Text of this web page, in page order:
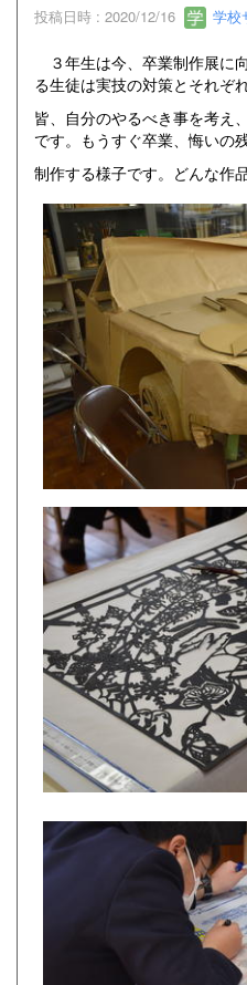
投稿日時 : 2020/12/16 学校
３年生は今、卒業制作展に
る生徒は実技の対策とそれぞ
皆、自分のやるべき事を考え
です。もうすぐ卒業、悔いの
制作する様子です。どんな作